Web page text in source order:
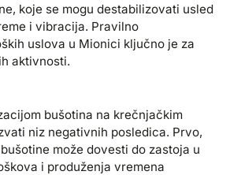
koje se mogu destabilizovati usled
i vibracija. Pravilno
uslova u Mionici ključno je za
aktivnosti.
bušotina na krečnjačkim
niz negativnih posledica. Prvo,
može dovesti do zastoja u
i produženja vremena